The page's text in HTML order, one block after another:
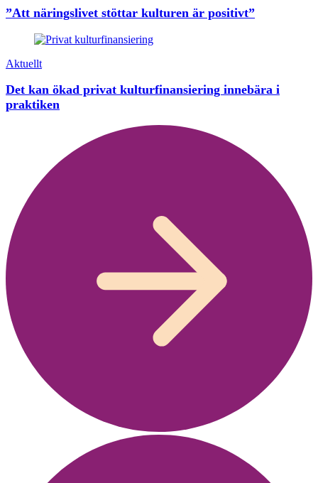
”Att näringslivet stöttar kulturen är positivt”
Aktuellt
Det kan ökad privat kulturfinansiering innebära i
praktiken